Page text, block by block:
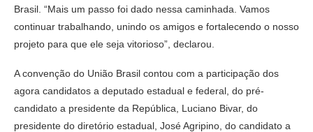
Brasil. “Mais um passo foi dado nessa caminhada. Vamos
continuar trabalhando, unindo os amigos e fortalecendo o nosso
projeto para que ele seja vitorioso”, declarou.
A convenção do União Brasil contou com a participação dos
agora candidatos a deputado estadual e federal, do pré-
candidato a presidente da República, Luciano Bivar, do
presidente do diretório estadual, José Agripino, do candidato a